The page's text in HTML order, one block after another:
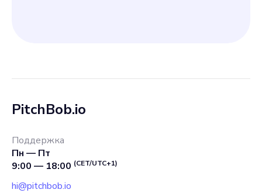
PitchBob.io
Поддержка
Пн — Пт
9:00 — 18:00 (CET/UTC+1)
hi@pitchbob.io